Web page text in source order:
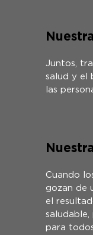
Juntos,
salud y el
las
Cuando
gozan de
el
para